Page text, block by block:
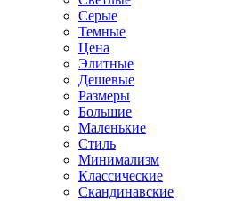
Серые
Темные
Цена
Элитные
Дешевые
Размеры
Большие
Маленькие
Стиль
Минимализм
Классические
Скандинавские